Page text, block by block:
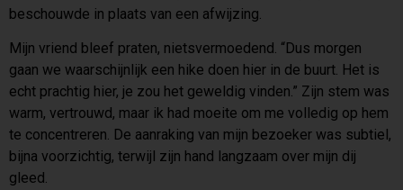
beschouwde in plaats van een afwijzing.
Mijn vriend bleef praten, nietsvermoedend. “Dus morgen
gaan we waarschijnlijk een hike doen hier in de buurt. Het is
echt prachtig hier, je zou het geweldig vinden.” Zijn stem was
warm, vertrouwd, maar ik had moeite om me volledig op hem
te concentreren. De aanraking van mijn bezoeker was subtiel,
bijna voorzichtig, terwijl zijn hand langzaam over mijn dij
gleed.